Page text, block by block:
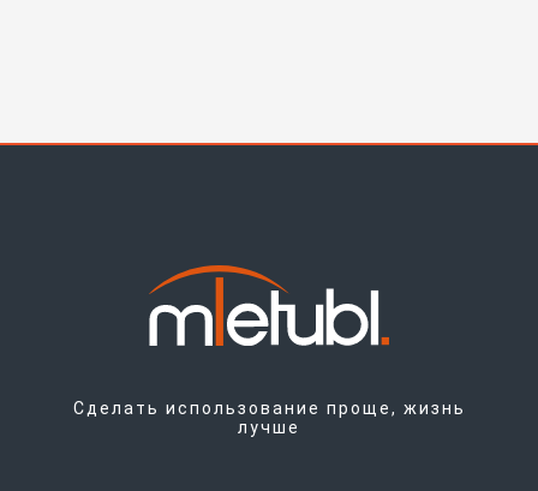
Сделать использование проще, жизнь
лучше